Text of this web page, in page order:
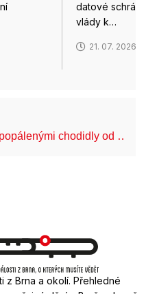
datové
vlády k…
21. 07. 2026
chodidly od …
z Brna a okolí. Přehledné